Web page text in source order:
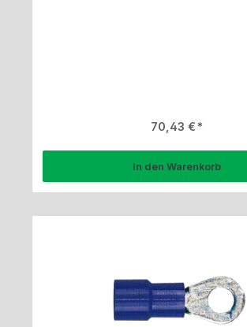
Regulärer Preis:
70,43 €
In den Warenkorb